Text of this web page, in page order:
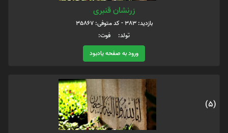
زرنشان قنبری
بازدید: 383 - کد متوفی: 35867
تولد: فوت:
ورود به صفحه یادبود
(5)